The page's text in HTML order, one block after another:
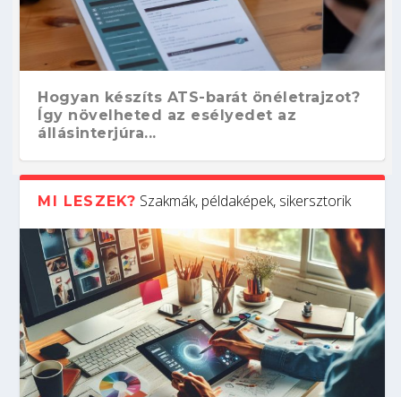
Hogyan készíts ATS-barát önéletrajzot?
Így növelheted az esélyedet az
állásinterjúra...
MI LESZEK? Szakmák, példaképek, sikersztorik